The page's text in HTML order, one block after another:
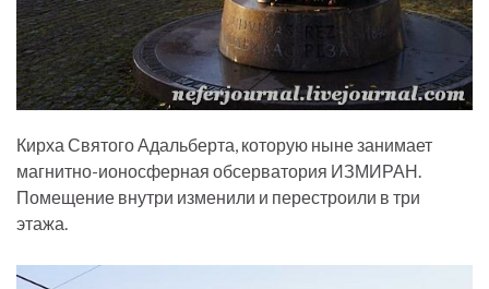
Кирха Святого Адальберта, которую ныне занимает
магнитно-ионосферная обсерватория ИЗМИРАН.
Помещение внутри изменили и перестроили в три
этажа.